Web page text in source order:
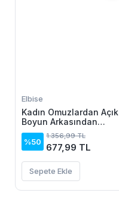
Elbise
Kadın Omuzlardan Açık
Boyun Arkasından
Bağcıklı Beli Lastikli
Kısa Süprem Elbise
%50
1.356,99 TL
677,99 TL
Sepete Ekle